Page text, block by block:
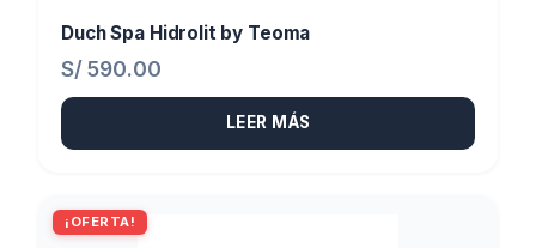
Duch Spa Hidrolit by Teoma
S/590.00
LEER MÁS
¡OFERTA!